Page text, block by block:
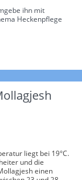
ihn mit
Heckenpflege
liegt bei 19°C.
und die
einen